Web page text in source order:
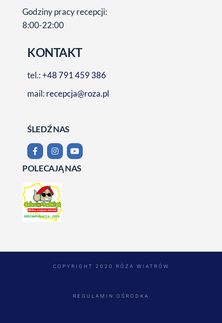
Godziny pracy recepcji:
8:00-22:00
KONTAKT
tel.:+48 791 459 386
mail: recepcja@roza.pl
ŚLEDŹ NAS
POLECAJĄ NAS
COPYRIGHT 2020 RÓŻA WIATRÓW
REGULAMIN OŚRODKA